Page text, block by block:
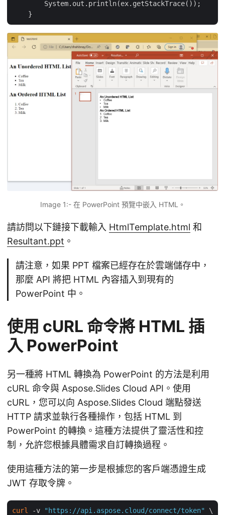
        System.out.println(ex.getStackTrace());
Image 1:- 在 PowerPoint 預覽中嵌入 HTML。
請訪問以下鏈接下載輸入 HtmlTemplate.html 和
Resultant.ppt 。
請注意，如果 PPT 檔案已經存在於雲端儲存中，
那麼 API 將把 HTML 內容插入到現有的
PowerPoint 中。
使用 cURL 命令將 HTML 插
入 PowerPoint
另一種將 HTML 轉換為 PowerPoint 的方法是利用
cURL 命令與 Aspose.Slides Cloud API。使用
cURL，您可以向 Aspose.Slides Cloud 端點發送
HTTP 請求並執行各種操作，包括 HTML 到
PowerPoint 的轉換。這種方法提供了靈活性和控
制，允許您根據具體需求自訂轉換過程。
使用這種方法的第一步是根據您的客戶端憑證生成
JWT 存取令牌。
curl -v "https://api.aspose.cloud/connect/token"
\